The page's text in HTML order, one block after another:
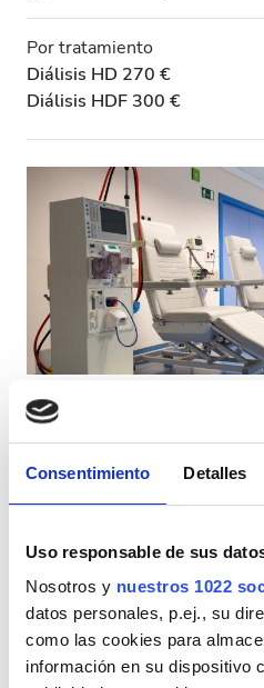
Consentimiento Detalles
Uso responsable de sus
Nosotros y nuestros 1022
datos personales, p.ej., su
como las cookies para
información en su dispositivo
WiFi gratuito
Traslado gratuito
Estacionamiento gratuito
Precio
EUR 0 - 100
EUR 300+
Turnos
Mañana
Mediodía
Por tratamiento
Diálisis HD 270 €
Diálisis HDF 300 €
Avericum Maspalomas
Por tratamiento
Diálisis HD 270 €
Diálisis HDF 270 €